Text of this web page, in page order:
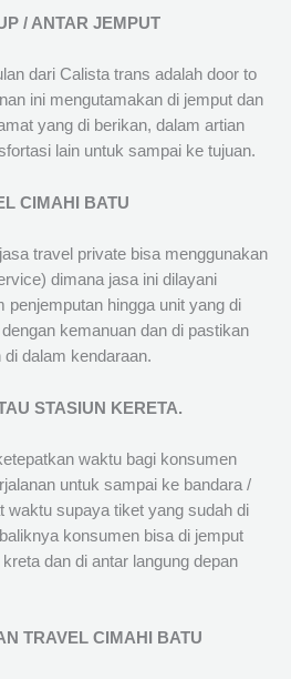
/ ANTAR JEMPUT
dari Calista trans adalah door to
ini mengutamakan di jemput dan
yang di berikan, dalam artian
lain untuk sampai ke tujuan.
CIMAHI BATU
travel private bisa menggunakan
dimana jasa ini dilayani
penjemputan hingga unit yang di
kemanuan dan di pastikan
dalam kendaraan.
STASIUN KERETA.
waktu bagi konsumen
untuk sampai ke bandara /
waktu supaya tiket yang sudah di
konsumen bisa di jemput
dan di antar langung depan
TRAVEL CIMAHI BATU